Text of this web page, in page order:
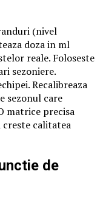
(nivel
doza in ml
reale. Foloseste
sezoniere.
Recalibreaza
sezonul care
matrice precisa
creste calitatea
de